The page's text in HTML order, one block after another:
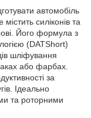
автомобіль
силіконів та
Його формула з
(DATShort)
шліфування
або фарбах.
за
Ідеально
та роторними